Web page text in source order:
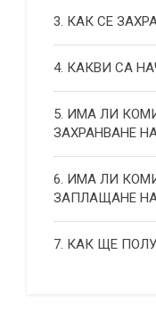
3. КАК СЕ
4. КАКВИ СА
5. ИМА ЛИ
ЗАХРАНВАНЕ
6. ИМА ЛИ
ЗАПЛАЩАНЕ
7. КАК ЩЕ